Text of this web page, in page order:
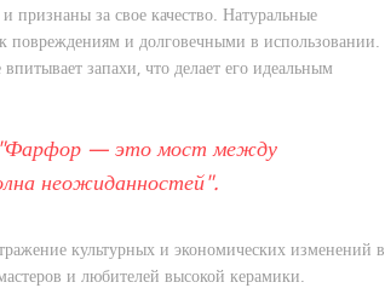
за свое качество. Натуральные
повреждениям и долговечными в использовании.
запахи, что делает его идеальным
"Фарфор — это мост между
неожиданностей".
культурных и экономических изменений в
и любителей высокой керамики.